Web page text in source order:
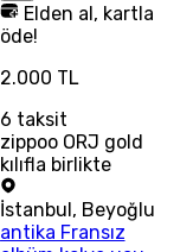
Elden al, kartla
öde!
2.000 TL
6 taksit
zippoo ORJ gold
kılıfla birlikte
İstanbul, Beyoğlu
antika Fransız